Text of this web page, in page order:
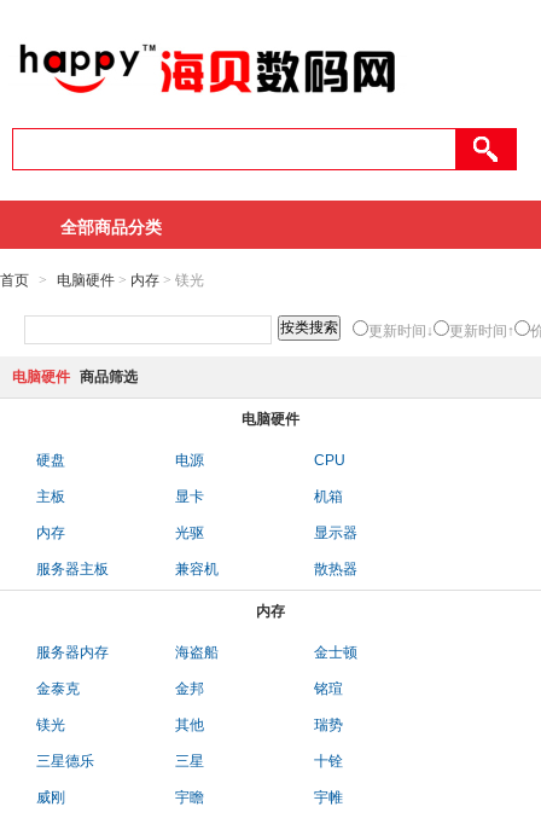
全部商品分类
首页 > 电脑硬件 > 内存 > 镁光
更新时间↓ 更新时间↑
电脑硬件 商品筛选
电脑硬件
硬盘 电源 CPU
主板 显卡 机箱
内存 光驱 显示器
服务器主板 兼容机 散热器
内存
服务器内存 海盗船 金士顿
金泰克 金邦 铭瑄
镁光 其他 瑞势
三星德乐 三星 十铨
威刚 宇瞻 宇帷